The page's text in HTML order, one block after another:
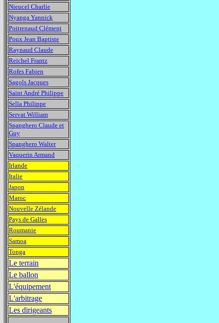
Nieucel Charlie
Nyanga Yannick
Poitrenaud Clément
Poux Jean Baptiste
Raynaud Claude
Reichel Frantz
Rofes Fabien
Sagols Jacques
Saint André Philippe
Sella Philippe
Servat William
Spanghero Claude et
Guy
Spanghero Walter
Vaquerin Armand
Irlande
Italie
Japon
Maroc
Nouvelle Zélande
Pays de Galles
Roumanie
Samoa
Tonga
Le terrain
Le ballon
L'équipement
L'arbitrage
Les dirigeants